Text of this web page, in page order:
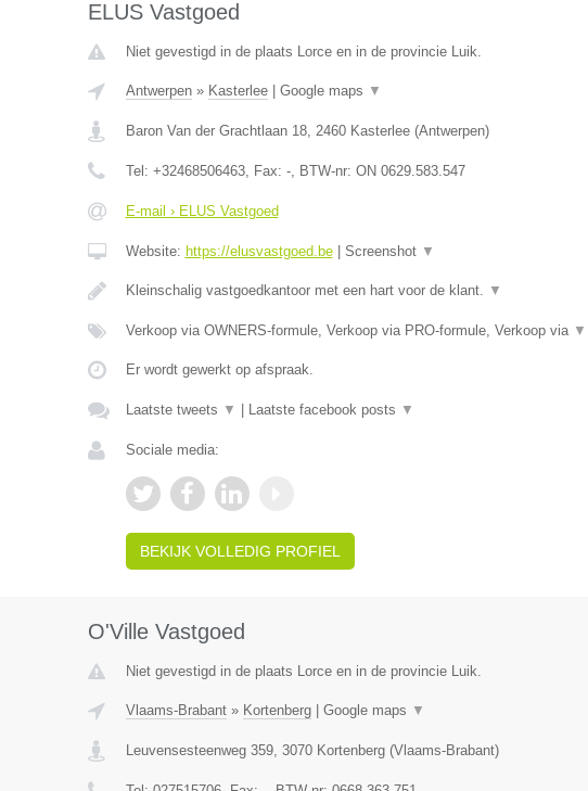
ELUS Vastgoed
Niet gevestigd in de plaats Lorce en in de provincie Luik.
Antwerpen» Kasterlee| Google maps ▼
Baron Van der Grachtlaan 18, 2460 Kasterlee(Antwerpen)
Tel: +32468506463, Fax: -, BTW-nr: ON 0629.583.547
E-mail › ELUS Vastgoed
Website: https://elusvastgoed.be| Screenshot ▼
Kleinschalig vastgoedkantoor met een hart voor de klant. ▼
Verkoop via OWNERS-formule, Verkoop via PRO-formule, Verkoop via ▼
Er wordt gewerkt op afspraak.
Laatste tweets ▼ Laatste facebook posts ▼
Sociale media:
BEKIJK VOLLEDIG PROFIEL
O'Ville Vastgoed
Niet gevestigd in de plaats Lorce en in de provincie Luik.
Vlaams-Brabant» Kortenberg| Google maps ▼
Leuvensesteenweg 359, 3070 Kortenberg(Vlaams-Brabant)